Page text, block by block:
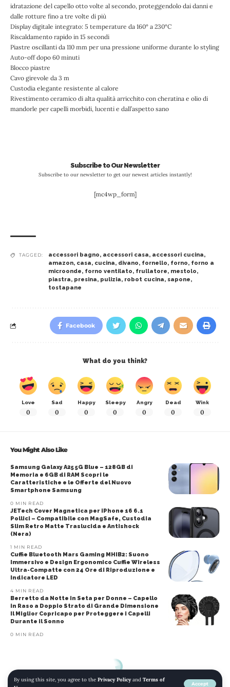
By using this site, you agree to the Privacy Policyand Terms of
Accept
idratazione del capello otto volte al secondo, proteggendolo dai danni e
dalle rotture fino a tre volte di più
Display digitale integrato: 5 temperature da 160° a 230°C
Riscaldamento rapido in 15 secondi
Piastre oscillanti da 110 mm per una pressione uniforme durante lo styling
Auto-off dopo 60 minuti
Blocco piastre
Cavo girevole da 3 m
Custodia elegante resistente al calore
Rivestimento ceramico di alta qualità arricchito con cheratina e olio di
mandorle per capelli morbidi, lucenti e dall’aspetto sano
Subscribe to Our Newsletter
Subscribe to our newsletter to get our newest articles instantly!
[mc4wp_form]
TAGGED: accessori bagno, accessori casa, accessori cucina,
amazon, casa, cucina, divano, fornello, forno, forno a
microonde, forno ventilato, frullatore, mestolo,
piastra, presina, pulizia, robot cucina, sapone,
tostapane
Facebook
What do you think?
Love
0
Sad
0
Happy
0
Sleepy
0
Angry
0
Dead
0
Wink
0
You Might Also Like
Samsung Galaxy A25 5G Blue – 128GB di
Memoria e 6GB di RAM Scopri le
Caratteristiche e le Offerte del Nuovo
Smartphone Samsung
0 MIN READ
JETech Cover Magnetica per iPhone 16 6.1
Pollici – Compatibile con MagSafe, Custodia
Slim Retro Matte Traslucida e Antishock
(Nera)
1 MIN READ
Cuffie Bluetooth Mars Gaming MHIB2: Suono
Immersivo e Design Ergonomico Cuffie Wireless
Ultra-Compatte con 24 Ore di Riproduzione e
Indicatore LED
4 MIN READ
Berretto da Notte in Seta per Donne – Capello
in Raso a Doppio Strato di Grande Dimensione
Il Miglior Copricapo per Proteggere i Capelli
Durante il Sonno
0 MIN READ